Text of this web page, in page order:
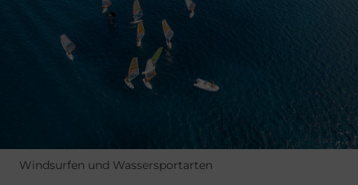
Windsurfen und Wassersportarten